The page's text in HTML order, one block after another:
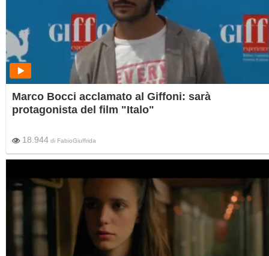
Marco Bocci acclamato al Giffoni: sarà
protagonista del film "Italo"
18.944 di FabioGiuffrida